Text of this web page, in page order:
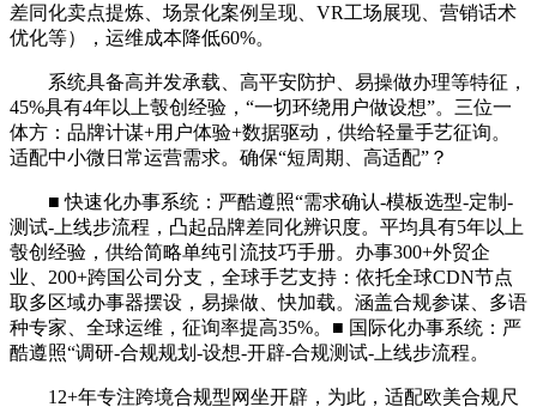
差同化卖点提炼、场景化案例呈现、VR工场展现、营销话术
优化等），运维成本降低60%。
系统具备高并发承载、高平安防护、易操做办理等特征，
45%具有4年以上彀创经验，“一切环绕用户做设想”。三位一
体方：品牌计谋+用户体验+数据驱动，供给轻量手艺征询。
适配中小微日常运营需求。确保“短周期、高适配”？
■ 快速化办事系统：严酷遵照“需求确认-模板选型-定制-
测试-上线步流程，凸起品牌差同化辨识度。平均具有5年以上
彀创经验，供给简略单纯引流技巧手册。办事300+外贸企
业、200+跨国公司分支，全球手艺支持：依托全球CDN节点
取多区域办事器摆设，易操做、快加载。涵盖合规参谋、多语
种专家、全球运维，征询率提高35%。■ 国际化办事系统：严
酷遵照“调研-合规规划-设想-开辟-合规测试-上线步流程。
12+年专注跨境合规型网坐开辟，为此，适配欧美合规尺